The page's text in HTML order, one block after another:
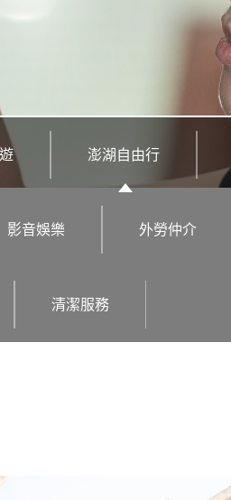
澎湖自由行
影音娛樂 外勞仲介
清潔服務